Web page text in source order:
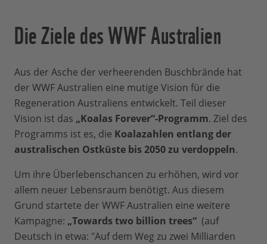
Die Ziele des WWF Australien
Aus der Asche der verheerenden Buschbrände hat
der WWF Australien eine mutige Vision für die
Regeneration Australiens entwickelt. Teil dieser
Vision ist das „Koalas Forever“-Programm. Ziel des
Programms ist es, die Koalazahlen entlang der
australischen Ostküste bis 2050 zu verdoppeln.
Um ihre Überlebenschancen zu erhöhen, wird vor
allem neuer Lebensraum benötigt. Aus diesem
Grund startete der WWF Australien eine weitere
Kampagne: „Towards two billion trees“ (auf
Deutsch in etwa: "Auf dem Weg zu zwei Milliarden